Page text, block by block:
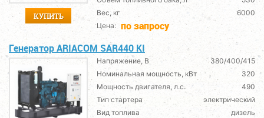
КУПИТЬ
Вес, кг
6000
Цена: по запросу
Генератор ARIACOM SAR440 KI
Напряжение, В
380/400/415
Номинальная мощность, кВт
320
Мощность двигателя, л.с.
490
Тип стартера
электрический
Вид топлива
дизель